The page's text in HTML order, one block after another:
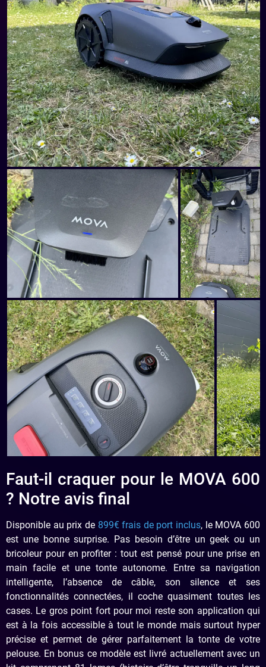
Faut-il craquer pour le MOVA 600
? Notre avis final
Disponible au prix de 899€ frais de port inclus, le MOVA 600
est une bonne surprise. Pas besoin d’être un geek ou un
bricoleur pour en profiter : tout est pensé pour une prise en
main facile et une tonte autonome. Entre sa navigation
intelligente, l’absence de câble, son silence et ses
fonctionnalités connectées, il coche quasiment toutes les
cases. Le gros point fort pour moi reste son application qui
est à la fois accessible à tout le monde mais surtout hyper
précise et permet de gérer parfaitement la tonte de votre
pelouse. En bonus ce modèle est livré actuellement avec un